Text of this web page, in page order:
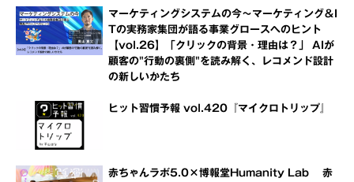
マーケティングシステムの今～マーケティング＆I
Tの実務家集団が語る事業グロースへのヒント
【vol.26】「クリックの背景・理由は？」 AIが
顧客の"行動の裏側"を読み解く、レコメンド設計
の新しいかたち
ヒット習慣予報 vol.420『マイクロトリップ』
赤ちゃんラボ5.0×博報堂Humanity Lab 赤